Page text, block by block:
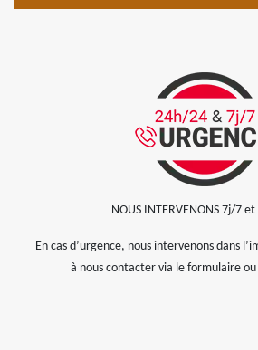
NOUS INTERVENONS 7j/7
En cas d’urgence, nous intervenons dans
à nous contacter via le formulaire ou